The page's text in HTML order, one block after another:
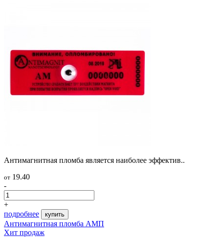
Антимагнитная пломба является наиболее эффектив..
от 19.40
-
+
подробнее
купить
Антимагнитная пломба АМП
Хит продаж